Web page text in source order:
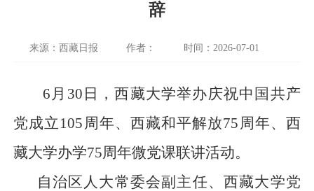
辞
来源：西藏日报 作者： 时间：2026-07-01
6月30日，西藏大学举办庆祝中国共产
党成立105周年、西藏和平解放75周年、西
藏大学办学75周年微党课联讲活动。
自治区人大常委会副主任、西藏大学党